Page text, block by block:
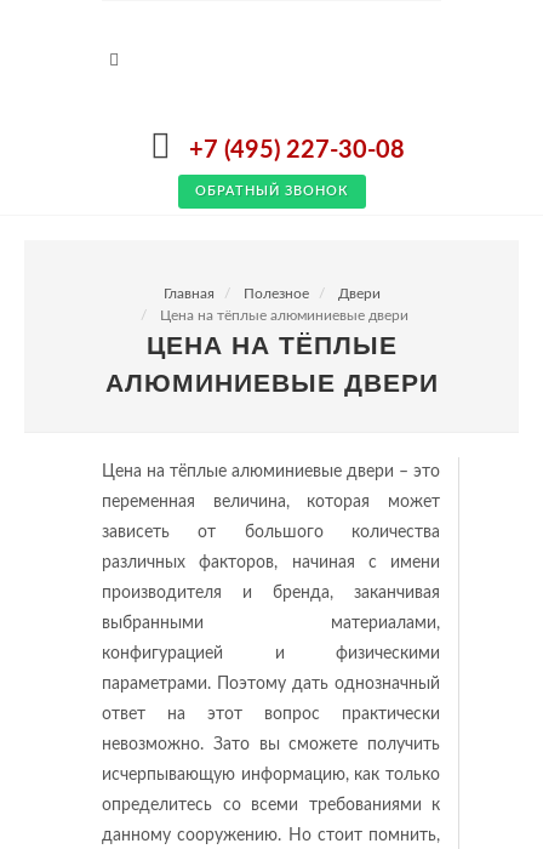
+7 (495) 227-30-08
ОБРАТНЫЙ ЗВОНОК
Главная Полезное
Двери
Цена на тёплые алюминиевые двери
ЦЕНА НА ТЁПЛЫЕ
АЛЮМИНИЕВЫЕ ДВЕРИ
Цена на тёплые алюминиевые двери – это
переменная величина, которая может
зависеть от большого количества
различных факторов, начиная с имени
производителя и бренда, заканчивая
выбранными материалами,
конфигурацией и физическими
параметрами. Поэтому дать однозначный
ответ на этот вопрос практически
невозможно. Зато вы сможете получить
исчерпывающую информацию, как только
определитесь со всеми требованиями к
данному сооружению. Но стоит помнить,